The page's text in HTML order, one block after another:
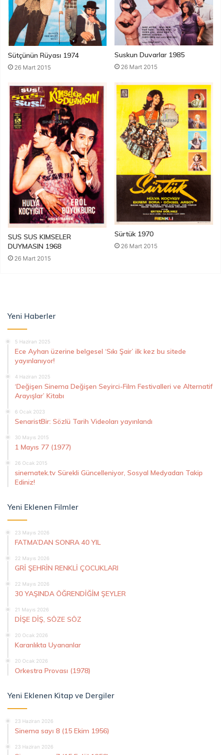
Sütçünün Rüyası 1974
26 Mart 2015
Suskun Duvarlar 1985
26 Mart 2015
SUS SUS KIMSELER
DUYMASIN 1968
26 Mart 2015
Sürtük 1970
26 Mart 2015
Yeni Haberler
5 Haziran 2025
Ece Ayhan üzerine belgesel ‘Sıkı Şair’ ilk kez bu sitede
yayınlanıyor!
4 Haziran 2025
‘Değişen Sinema Değişen Seyirci-Film Festivalleri ve Alternatif
Arayışlar’ Kitabı
6 Ocak 2023
SenaristBir: Sözlü Tarih Videoları yayınlandı
30 Mayıs 2015
1 Mayıs 77 (1977)
26 Ocak 2015
sinematek.tv Sürekli Güncelleniyor, Sosyal Medyadan Takip
Ediniz!
Yeni Eklenen Filmler
23 Mayıs 2026
FATMA’DAN SONRA 40 YIL
22 Mayıs 2026
GRİ ŞEHRİN RENKLİ ÇOCUKLARI
22 Mayıs 2026
30 YAŞINDA ÖĞRENDİĞİM ŞEYLER
21 Mayıs 2026
DİŞE DİŞ, SÖZE SÖZ
20 Ocak 2026
Karanlıkta Uyananlar
20 Ocak 2026
Orkestra Provası (1978)
Yeni Eklenen Kitap ve Dergiler
23 Haziran 2026
Sinema sayı 8 (15 Ekim 1956)
23 Haziran 2026